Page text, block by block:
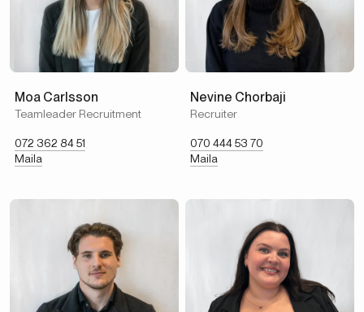
Moa Carlsson
Teamleader Recruitment
072 362 84 51
Maila
Nevine Chorbaji
Recruiter
070 444 53 70
Maila